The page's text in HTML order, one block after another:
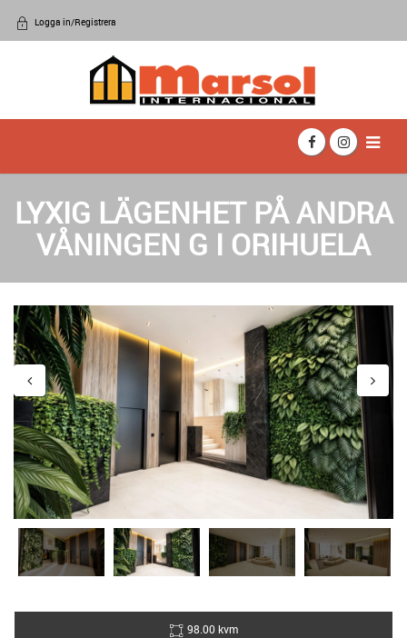
Logga in/Registrera
LYXIG LÄGENHET PÅ ANDRA
VÅNINGEN G I ORIHUELA
98.00 kvm